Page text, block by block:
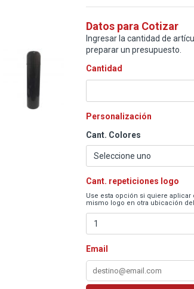
Datos para Cotizar
Ingresar la cantidad de
preparar un presupuesto.
Cantidad
Personalización
Cant. Colores
Cant. repeticiones logo
Use esta opción si quiere aplicar
mismo logo en otra ubicación
Email